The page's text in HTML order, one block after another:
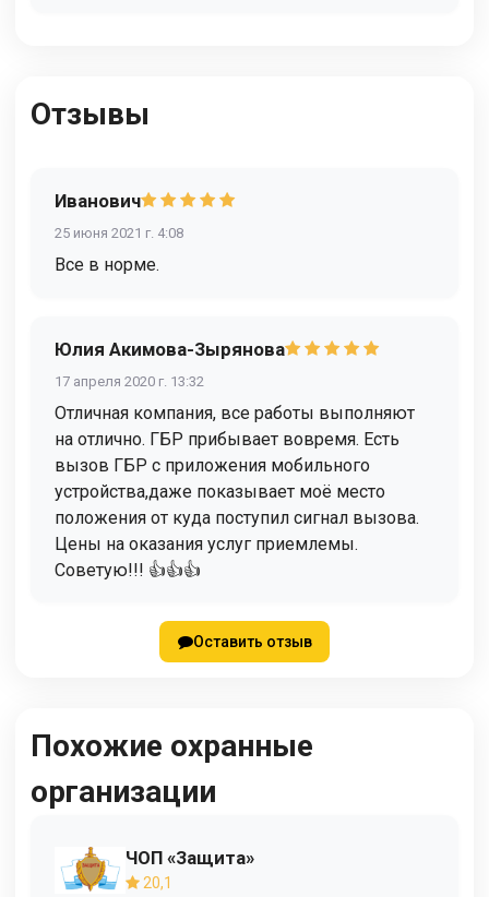
Отзывы
Иванович
25 июня 2021 г. 4:08
Все в норме.
Юлия Акимова-Зырянова
17 апреля 2020 г. 13:32
Отличная компания, все работы выполняют
на отлично. ГБР прибывает вовремя. Есть
вызов ГБР с приложения мобильного
устройства,даже показывает моё место
положения от куда поступил сигнал вызова.
Цены на оказания услуг приемлемы.
Советую!!! 👍👍👍
Оставить отзыв
Похожие охранные
организации
ЧОП «Защита»
20,1